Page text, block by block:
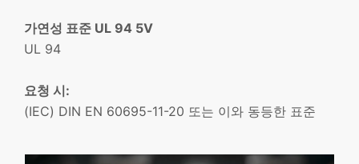
가연성 표준 UL 94 5V
UL 94
요청 시:
(IEC) DIN EN 60695-11-20 또는 이와 동등한 표준